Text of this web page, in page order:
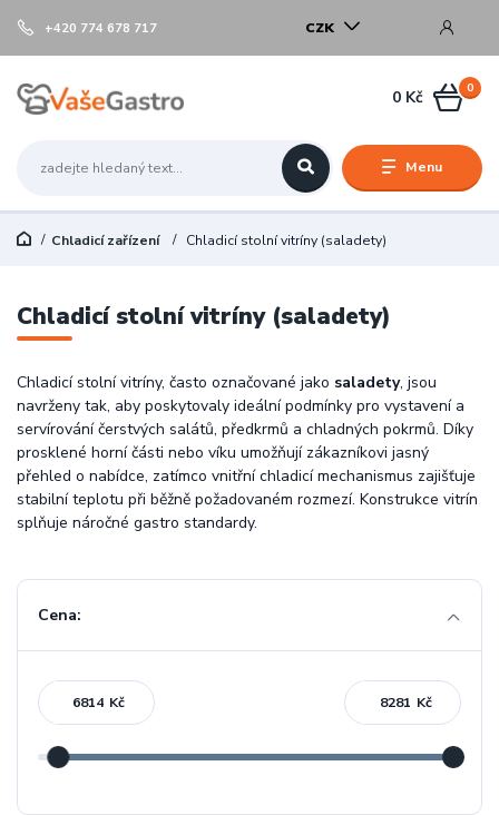
Menu
CZK
+420 774 678 717
0
0 Kč
Chladicí zařízení Chladicí stolní vitríny (saladety)
Chladicí stolní vitríny (saladety)
Chladicí stolní vitríny, často označované jako saladety, jsou
navrženy tak, aby poskytovaly ideální podmínky pro vystavení a
servírování čerstvých salátů, předkrmů a chladných pokrmů. Díky
prosklené horní části nebo víku umožňují zákazníkovi jasný
přehled o nabídce, zatímco vnitřní chladicí mechanismus zajišťuje
stabilní teplotu při běžně požadovaném rozmezí. Konstrukce vitrín
splňuje náročné gastro standardy.
Cena:
Kč Kč